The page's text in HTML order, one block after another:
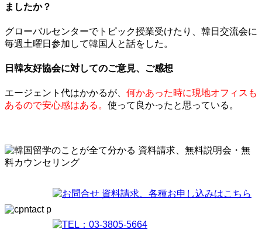
ましたか？
グローバルセンターでトピック授業受けたり、韓日交流会に
毎週土曜日参加して韓国人と話をした。
日韓友好協会に対してのご意見、ご感想
エージェント代はかかるが、 何かあった時に現地オフィスも
あるので安心感はある。 使って良かったと思っている。